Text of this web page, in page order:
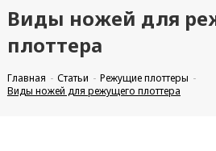
Виды ножей для
плоттера
Главная Статьи
Режущие плоттеры
Виды ножей для режущего плоттера